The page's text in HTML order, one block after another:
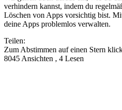
verhindern kannst, indem du
Löschen von Apps vorsichtig bist.
deine Apps problemlos verwalten.
Teilen:
Zum Abstimmen auf einen Stern
8045 Ansichten , 4 Lesen